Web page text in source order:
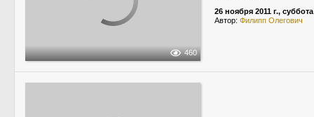
460
26 ноября 2011 г., суббота
Автор: Филипп Олегович